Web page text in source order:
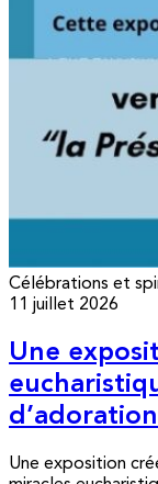
Célébrations et
11 juillet 2026
Une
Une exposition